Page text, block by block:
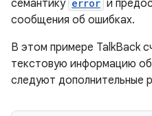
семантику error и
сообщения об ошибках.
В этом примере TalkBack
текстовую информацию
следуют дополнительные